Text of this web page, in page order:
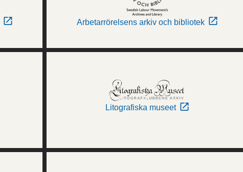
Arbetarrörelsens arkiv och bibliotek
Litografiska museet